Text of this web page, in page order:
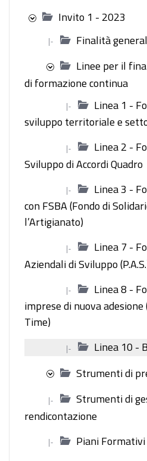
Invito 1 - 2023
|-
Finalità
Linee per il
di formazione continua
|-
Linea 1 -
sviluppo territoriale e
|-
Linea 2 -
Sviluppo di Accordi Quadro
|-
Linea 3 -
con FSBA (Fondo di
l’Artigianato)
|-
Linea 7 -
Aziendali di Sviluppo
|-
Linea 8 -
imprese di nuova
Time)
|-
Linea 10 -
Strumenti di
|-
Strumenti di
rendicontazione
|-
Piani